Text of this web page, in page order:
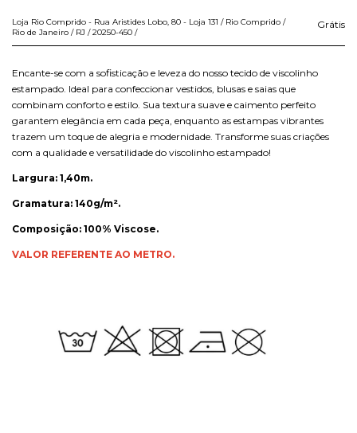
Loja Rio Comprido - Rua Aristides Lobo, 80 - Loja 131 / Rio Comprido /
Rio de Janeiro / RJ / 20250-450 /
Grátis
Encante-se com a sofisticação e leveza do nosso tecido de viscolinho
estampado. Ideal para confeccionar vestidos, blusas e saias que
combinam conforto e estilo. Sua textura suave e caimento perfeito
garantem elegância em cada peça, enquanto as estampas vibrantes
trazem um toque de alegria e modernidade. Transforme suas criações
com a qualidade e versatilidade do viscolinho estampado!
Largura: 1,40m.
Gramatura: 140g/m².
Composição: 100% Viscose.
VALOR REFERENTE AO METRO.